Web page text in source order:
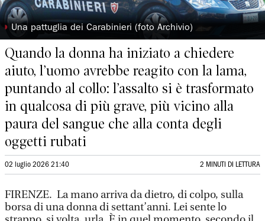
◗ Una pattuglia dei Carabinieri (foto Archivio)
Quando la donna ha iniziato a chiedere
aiuto, l’uomo avrebbe reagito con la lama,
puntando al collo: l’assalto si è trasformato
in qualcosa di più grave, più vicino alla
paura del sangue che alla conta degli
oggetti rubati
02 luglio 2026 21:40 2 MINUTI DI LETTURA
FIRENZE. La mano arriva da dietro, di colpo, sulla
borsa di una donna di settant’anni. Lei sente lo